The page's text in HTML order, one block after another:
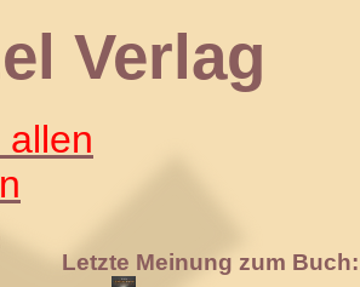
Letzte Meinung zum Buch: